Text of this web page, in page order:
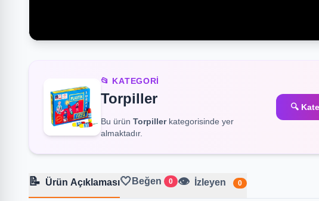
📂 KATEGORI
Torpiller
Bu ürün Torpillerkategorisinde yer
almaktadır.
🔍
📝 Ürün Açıklaması🤍 Beğen 0 👁️ İzleyen 0